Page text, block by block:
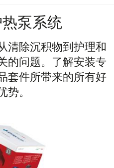
泵系统
清除沉积物到护理和
的问题。了解安装专
套件所带来的所有好
势。